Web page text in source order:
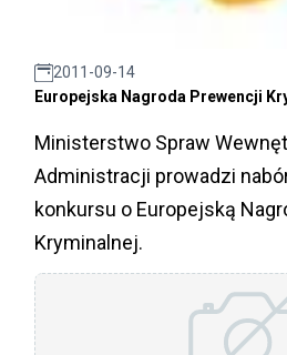
2011-09-14
Europejska Nagroda Prewencji
Ministerstwo Spraw
Administracji prowadzi
konkursu o Europejską
Kryminalnej.